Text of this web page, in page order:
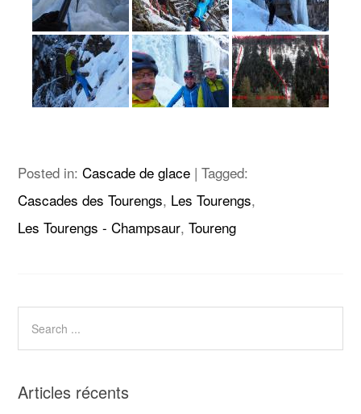
Posted in:Cascade de glace |Tagged:
Cascades des Tourengs, Les Tourengs,
Les Tourengs - Champsaur,Toureng
Articles récents